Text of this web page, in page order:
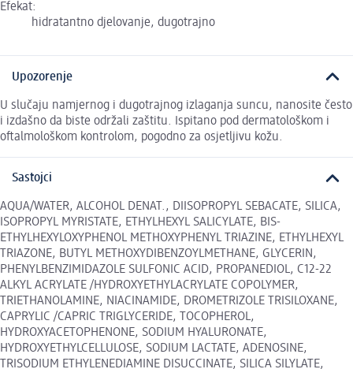
Efekat:
hidratantno djelovanje, dugotrajno
Upozorenje
U slučaju namjernog i dugotrajnog izlaganja suncu, nanosite često
i izdašno da biste održali zaštitu. Ispitano pod dermatološkom i
oftalmološkom kontrolom, pogodno za osjetljivu kožu.
Sastojci
AQUA/WATER, ALCOHOL DENAT., DIISOPROPYL SEBACATE, SILICA,
ISOPROPYL MYRISTATE, ETHYLHEXYL SALICYLATE, BIS-
ETHYLHEXYLOXYPHENOL METHOXYPHENYL TRIAZINE, ETHYLHEXYL
TRIAZONE, BUTYL METHOXYDIBENZOYLMETHANE, GLYCERIN,
PHENYLBENZIMIDAZOLE SULFONIC ACID, PROPANEDIOL, C12-22
ALKYL ACRYLATE /HYDROXYETHYLACRYLATE COPOLYMER,
TRIETHANOLAMINE, NIACINAMIDE, DROMETRIZOLE TRISILOXANE,
CAPRYLIC /CAPRIC TRIGLYCERIDE, TOCOPHEROL,
HYDROXYACETOPHENONE, SODIUM HYALURONATE,
HYDROXYETHYLCELLULOSE, SODIUM LACTATE, ADENOSINE,
TRISODIUM ETHYLENEDIAMINE DISUCCINATE, SILICA SILYLATE,